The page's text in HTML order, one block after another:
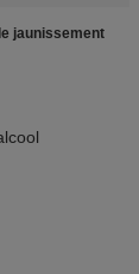
jaunissement